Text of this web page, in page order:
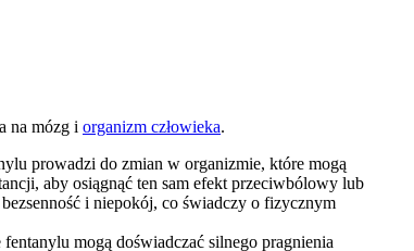
na mózg i organizm człowieka.
prowadzi do zmian w organizmie, które mogą
aby osiągnąć ten sam efekt przeciwbólowy lub
i niepokój, co świadczy o fizycznym
mogą doświadczać silnego pragnienia